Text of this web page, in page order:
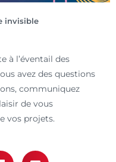
invisible
à l’éventail des
avez des questions
communiquez
de vous
vos projets.